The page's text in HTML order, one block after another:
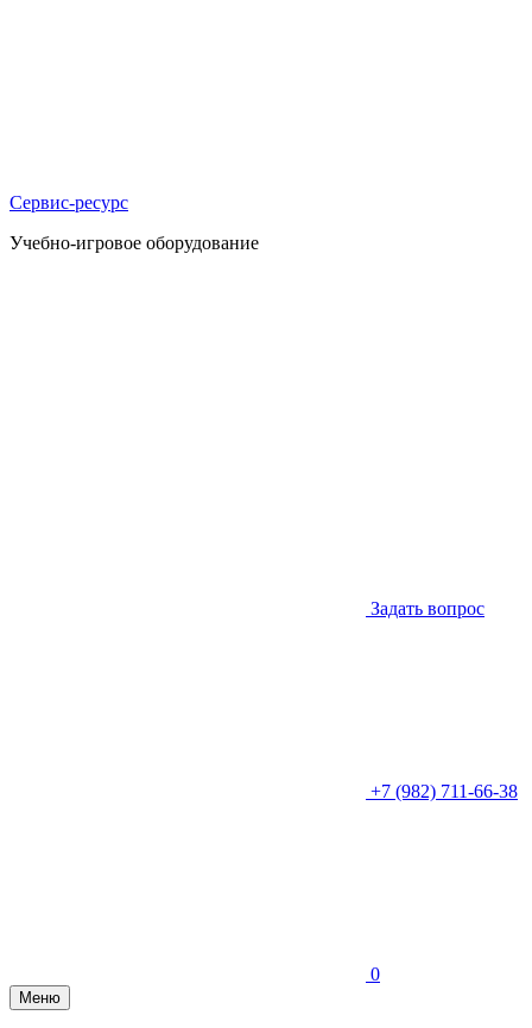
Сервис-ресурс
Учебно-игровое оборудование
Задать вопрос
+7 (982) 711-66-38
0
Меню